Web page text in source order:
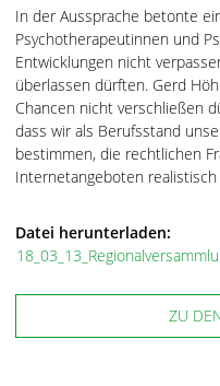
In der Aussprache betonte
Psychotherapeutinnen und
Entwicklungen nicht
überlassen dürften. Gerd
Chancen nicht verschließen
dass wir als Berufsstand
bestimmen, die rechtlichen
Internetangeboten realistisch
Datei herunterladen:
ZU